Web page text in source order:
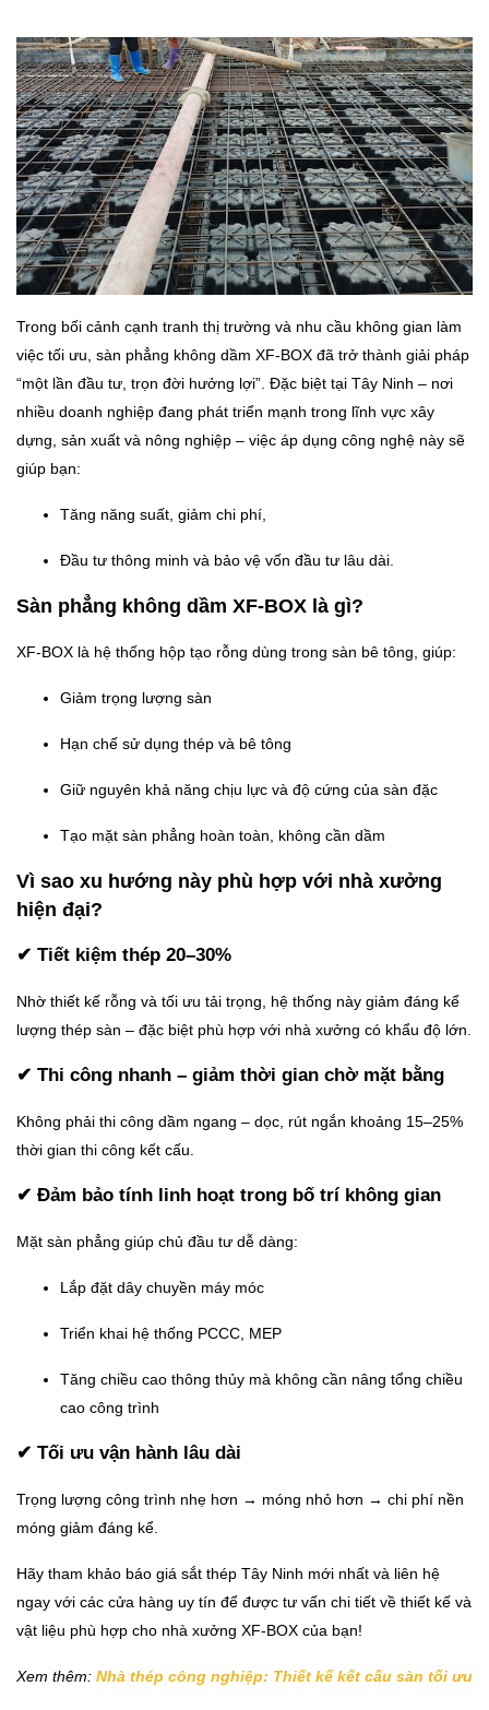
Trong bối cảnh cạnh tranh thị trường và nhu cầu không gian làm
việc tối ưu, sàn phẳng không dầm XF-BOX đã trở thành giải pháp
“một lần đầu tư, trọn đời hưởng lợi”. Đặc biệt tại Tây Ninh – nơi
nhiều doanh nghiệp đang phát triển mạnh trong lĩnh vực xây
dựng, sản xuất và nông nghiệp – việc áp dụng công nghệ này sẽ
giúp bạn:
Tăng năng suất, giảm chi phí,
Đầu tư thông minh và bảo vệ vốn đầu tư lâu dài.
Sàn phẳng không dầm XF-BOX là gì?
XF-BOX là hệ thống hộp tạo rỗng dùng trong sàn bê tông, giúp:
Giảm trọng lượng sàn
Hạn chế sử dụng thép và bê tông
Giữ nguyên khả năng chịu lực và độ cứng của sàn đặc
Tạo mặt sàn phẳng hoàn toàn, không cần dầm
Vì sao xu hướng này phù hợp với nhà xưởng
hiện đại?
✔ Tiết kiệm thép 20–30%
Nhờ thiết kế rỗng và tối ưu tải trọng, hệ thống này giảm đáng kể
lượng thép sàn – đặc biệt phù hợp với nhà xưởng có khẩu độ lớn.
✔ Thi công nhanh – giảm thời gian chờ mặt bằng
Không phải thi công dầm ngang – dọc, rút ngắn khoảng 15–25%
thời gian thi công kết cấu.
✔ Đảm bảo tính linh hoạt trong bố trí không gian
Mặt sàn phẳng giúp chủ đầu tư dễ dàng:
Lắp đặt dây chuyền máy móc
Triển khai hệ thống PCCC, MEP
Tăng chiều cao thông thủy mà không cần nâng tổng chiều
cao công trình
✔ Tối ưu vận hành lâu dài
Trọng lượng công trình nhẹ hơn → móng nhỏ hơn → chi phí nền
móng giảm đáng kể.
Hãy tham khảo báo giá sắt thép Tây Ninh mới nhất và liên hệ
ngay với các cửa hàng uy tín để được tư vấn chi tiết về thiết kế và
vật liệu phù hợp cho nhà xưởng XF-BOX của bạn!
Xem thêm: Nhà thép công nghiệp: Thiết kế kết cấu sàn tối ưu